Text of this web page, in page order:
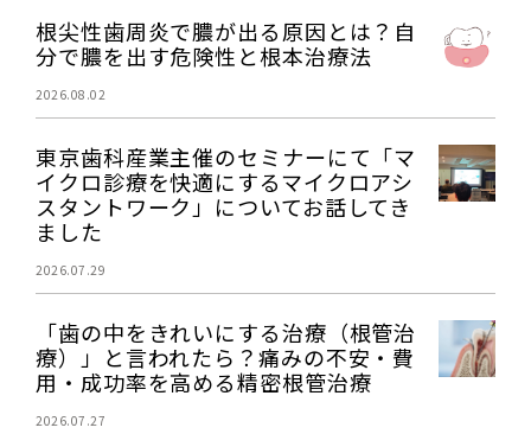
根尖性歯周炎で膿が出る原因とは？自
分で膿を出す危険性と根本治療法
2026.08.02
東京歯科産業主催のセミナーにて「マ
イクロ診療を快適にするマイクロアシ
スタントワーク」についてお話してき
ました
2026.07.29
「歯の中をきれいにする治療（根管治
療）」と言われたら？痛みの不安・費
用・成功率を高める精密根管治療
2026.07.27